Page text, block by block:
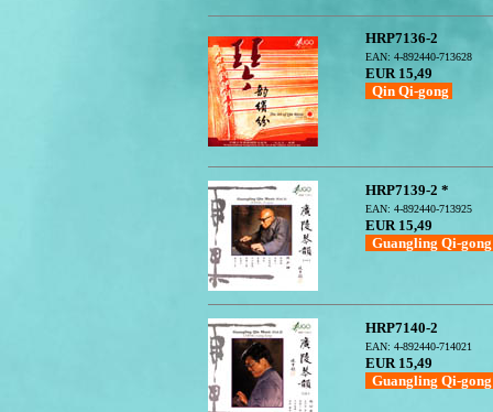
HRP7136-2
EAN: 4-892440-713628
EUR 15,49
Qin Qi-gong
HRP7139-2 *
EAN: 4-892440-713925
EUR 15,49
Guangling Qi-
HRP7140-2
EAN: 4-892440-714021
EUR 15,49
Guangling Qi-